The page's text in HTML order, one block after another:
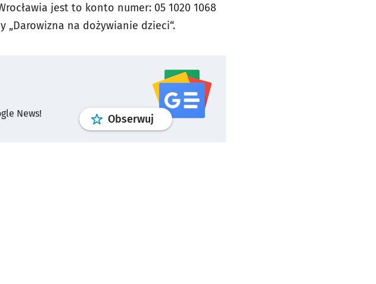
jest to konto numer: 05 1020 1068
„Darowizna na dożywianie dzieci“.
News!
Obserwuj profilgoogle news